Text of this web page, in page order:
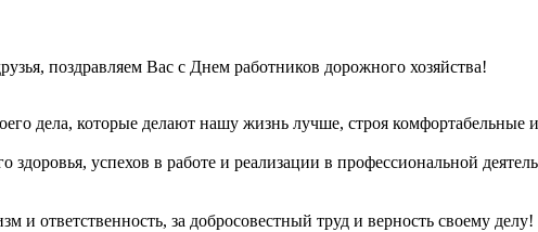
поздравляем Вас с Днем работников дорожного хозяйства!
дела, которые делают нашу жизнь лучше, строя комфортабельные
здоровья, успехов в работе и реализации в профессиональной
и ответственность, за добросовестный труд и верность своему делу!